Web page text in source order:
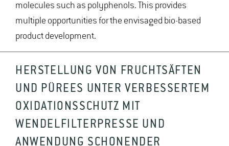
molecules such as polyphenols. This provides
multiple opportunities for the envisaged bio-based
product development.
HERSTELLUNG VON FRUCHTSÄFTEN
UND PÜREES UNTER VERBESSERTEM
OXIDATIONSSCHUTZ MIT
WENDELFILTERPRESSE UND
ANWENDUNG SCHONENDER